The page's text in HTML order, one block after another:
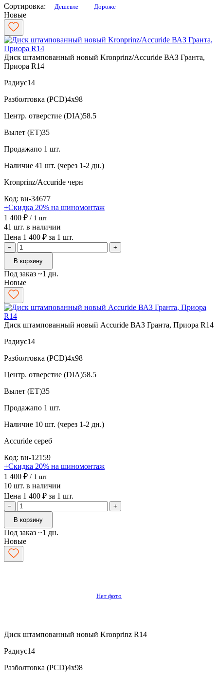
Сортировка:
Дешевле Дороже
Новые
Диск штампованный новый Kronprinz/Accuride ВАЗ Гранта,
Приора R14
Радиус14
Разболтовка (PCD)4x98
Центр. отверстие (DIA)58.5
Вылет (ET)35
Продажапо 1 шт.
Наличие 41 шт. (через 1-2 дн.)
Kronprinz/Accuride черн
Код: вн-34677
+Скидка 20% на шиномонтаж
1 400 ₽ / 1 шт
41 шт. в наличии
Цена 1 400 ₽ за 1 шт.
−
+
В корзину
Под заказ ~1 дн.
Новые
Диск штампованный новый Accuride ВАЗ Гранта, Приора R14
Радиус14
Разболтовка (PCD)4x98
Центр. отверстие (DIA)58.5
Вылет (ET)35
Продажапо 1 шт.
Наличие 10 шт. (через 1-2 дн.)
Accuride сереб
Код: вн-12159
+Скидка 20% на шиномонтаж
1 400 ₽ / 1 шт
10 шт. в наличии
Цена 1 400 ₽ за 1 шт.
−
+
В корзину
Под заказ ~1 дн.
Новые
Нет фото
Диск штампованный новый Kronprinz R14
Радиус14
Разболтовка (PCD)4x98